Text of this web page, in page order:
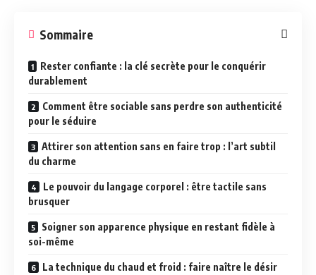
Sommaire
Rester confiante : la clé secrète pour le conquérir
durablement
Comment être sociable sans perdre son authenticité
pour le séduire
Attirer son attention sans en faire trop : l’art subtil
du charme
Le pouvoir du langage corporel : être tactile sans
brusquer
Soigner son apparence physique en restant fidèle à
soi-même
La technique du chaud et froid : faire naître le désir